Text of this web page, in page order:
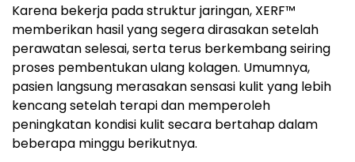
Karena bekerja pada struktur jaringan, XERF™
memberikan hasil yang segera dirasakan setelah
perawatan selesai, serta terus berkembang seiring
proses pembentukan ulang kolagen. Umumnya,
pasien langsung merasakan sensasi kulit yang lebih
kencang setelah terapi dan memperoleh
peningkatan kondisi kulit secara bertahap dalam
beberapa minggu berikutnya.